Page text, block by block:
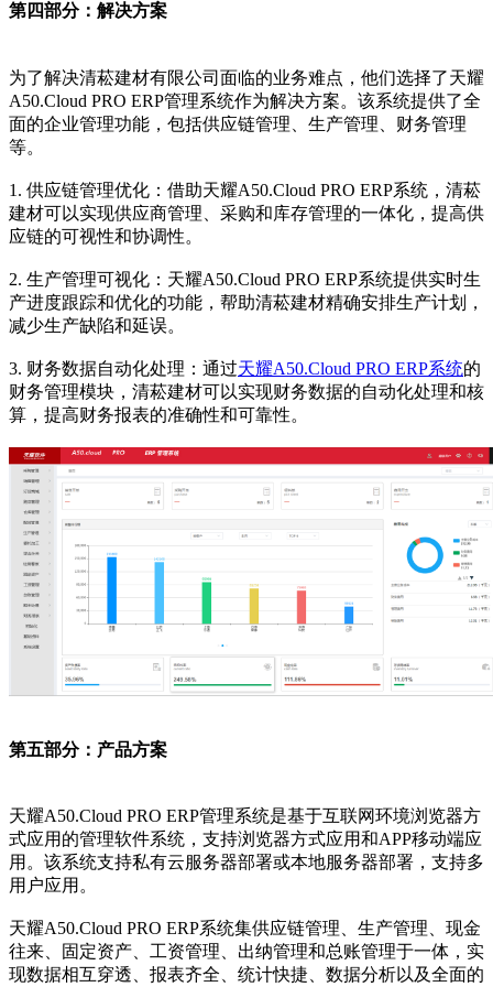
第四部分：解决方案
为了解决清菘建材有限公司面临的业务难点，他们选择了天耀
A50.Cloud PRO ERP管理系统作为解决方案。该系统提供了全
面的企业管理功能，包括供应链管理、生产管理、财务管理
等。
1. 供应链管理优化：借助天耀A50.Cloud PRO ERP系统，清菘
建材可以实现供应商管理、采购和库存管理的一体化，提高供
应链的可视性和协调性。
2. 生产管理可视化：天耀A50.Cloud PRO ERP系统提供实时生
产进度跟踪和优化的功能，帮助清菘建材精确安排生产计划，
减少生产缺陷和延误。
3. 财务数据自动化处理：通过天耀A50.Cloud PRO ERP系统的
财务管理模块，清菘建材可以实现财务数据的自动化处理和核
算，提高财务报表的准确性和可靠性。
第五部分：产品方案
天耀A50.Cloud PRO ERP管理系统是基于互联网环境浏览器方
式应用的管理软件系统，支持浏览器方式应用和APP移动端应
用。该系统支持私有云服务器部署或本地服务器部署，支持多
用户应用。
天耀A50.Cloud PRO ERP系统集供应链管理、生产管理、现金
往来、固定资产、工资管理、出纳管理和总账管理于一体，实
现数据相互穿透、报表齐全、统计快捷、数据分析以及全面的